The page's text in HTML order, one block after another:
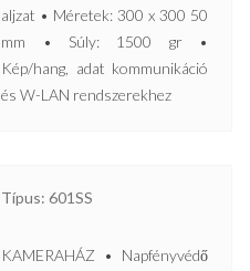
aljzat • Méretek: 300 x 300 50
mm • Súly: 1500 gr •
Kép/hang, adat kommunikáció
és W-LAN rendszerekhez
Típus: 601SS
KAMERAHÁZ • Napfényvédő